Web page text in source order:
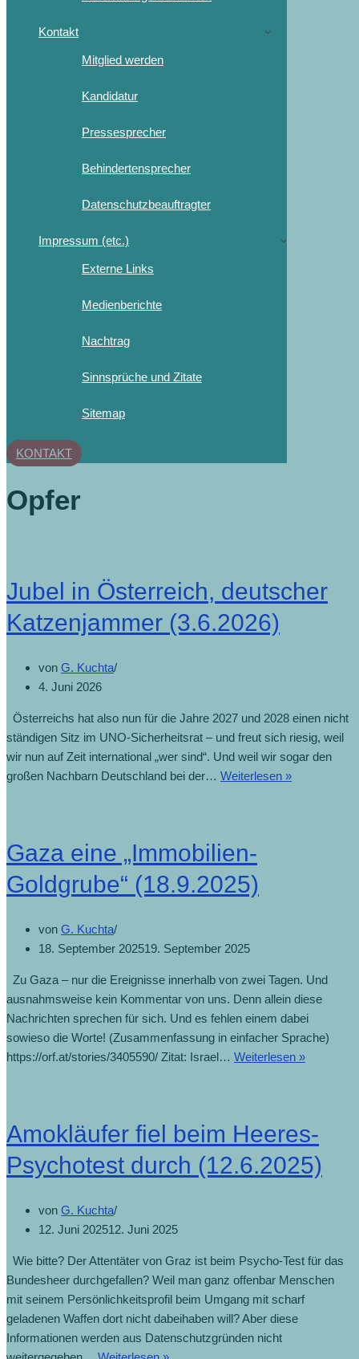
Kontakt
Mitglied werden
Kandidatur
Pressesprecher
Behindertensprecher
Datenschutzbeauftragter
Impressum (etc.)
Externe Links
Medienberichte
Nachtrag
Sinnsprüche und Zitate
Sitemap
KONTAKT
Opfer
Jubel in Österreich, deutscher
Katzenjammer (3.6.2026)
von G. Kuchta
4. Juni 2026
Österreichs hat also nun für die Jahre 2027 und 2028 einen nicht
ständigen Sitz im UNO-Sicherheitsrat – und freut sich riesig, weil
wir nun auf Zeit international „wer sind“. Und weil wir sogar den
großen Nachbarn Deutschland bei der… Weiterlesen »
Gaza eine „Immobilien-
Goldgrube“ (18.9.2025)
von G. Kuchta
18. September 202519. September 2025
Zu Gaza – nur die Ereignisse innerhalb von zwei Tagen. Und
ausnahmsweise kein Kommentar von uns. Denn allein diese
Nachrichten sprechen für sich. Und es fehlen einem dabei
sowieso die Worte! (Zusammenfassung in einfacher Sprache)
https://orf.at/stories/3405590/ Zitat: Israel… Weiterlesen »
Amokläufer fiel beim Heeres-
Psychotest durch (12.6.2025)
von G. Kuchta
12. Juni 202512. Juni 2025
Wie bitte? Der Attentäter von Graz ist beim Psycho-Test für das
Bundesheer durchgefallen? Weil man ganz offenbar Menschen
mit seinem Persönlichkeitsprofil beim Umgang mit scharf
geladenen Waffen dort nicht dabeihaben will? Aber diese
Informationen werden aus Datenschutzgründen nicht